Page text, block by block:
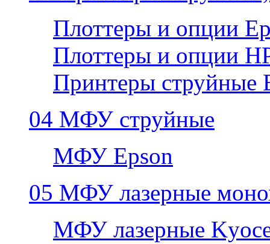
Плоттеры и опции
Плоттеры и опции
Принтеры струйные
04 МФУ струйные
МФУ Epson
05 МФУ лазерные
МФУ лазерные